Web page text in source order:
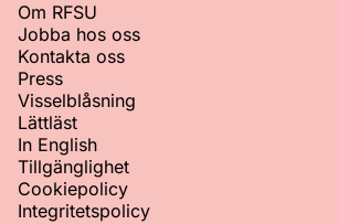
Om RFSU
Jobba hos oss
Kontakta oss
Press
Visselblåsning
Lättläst
In English
Tillgänglighet
Cookiepolicy
Integritetspolicy